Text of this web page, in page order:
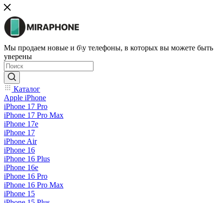
Мы продаем новые и б\у телефоны, в которых вы можете быть
уверены
Каталог
Apple iPhone
iPhone 17 Pro
iPhone 17 Pro Max
iPhone 17e
iPhone 17
iPhone Air
iPhone 16
iPhone 16 Plus
iPhone 16e
iPhone 16 Pro
iPhone 16 Pro Max
iPhone 15